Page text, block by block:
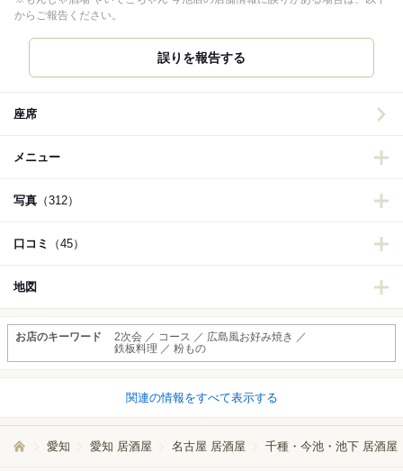
からご報告ください。
誤りを報告する
座席
メニュー
写真 （312）
口コミ （45）
地図
お店のキーワード
2次会 ／ コース ／ 広島風お好み焼き ／
鉄板料理 ／ 粉もの
関連の情報をすべて表示する
愛知 愛知 居酒屋 名古屋 居酒屋 千種・今池・池下 居酒屋